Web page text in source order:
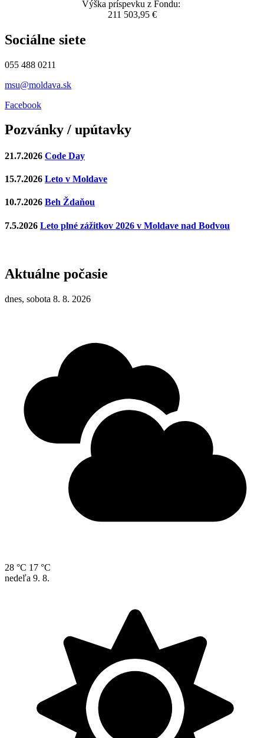
Výška príspevku z Fondu:
211 503,95 €
Sociálne siete
055 488 0211
msu@moldava.sk
Facebook
Pozvánky / upútavky
21.7.2026 Code Day
15.7.2026 Leto v Moldave
10.7.2026 Beh Ždaňou
7.5.2026 Leto plné zážitkov 2026 v Moldave nad Bodvou
Aktuálne počasie
dnes, sobota 8. 8. 2026
28 °C 17 °C
nedeľa 9. 8.